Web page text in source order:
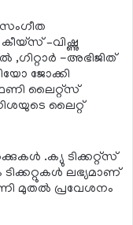
–വിഷ്ണു
,ഗിറ്റാര്‍ -അഭിജിത്
ജോക്കി
ലൈറ്റ്‌സ്
ലൈറ്റ്
.ക്യു ടിക്കറ്റ്‌സ്
ടിക്കറ്റുകള്‍ ലഭ്യമാണ്
മുതല്‍ പ്രവേശനം